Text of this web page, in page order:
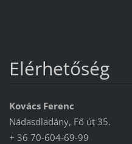
Elérhetőség
Kovács Ferenc
Nádasdladány, Fő út 35.
+ 36 70-604-69-99